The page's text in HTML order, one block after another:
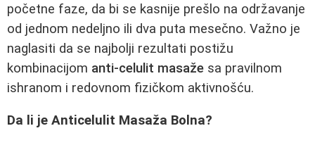
početne faze, da bi se kasnije prešlo na održavanje
od jednom nedeljno ili dva puta mesečno. Važno je
naglasiti da se najbolji rezultati postižu
kombinacijom anti-celulit masaže sa pravilnom
ishranom i redovnom fizičkom aktivnošću.
Da li je Anticelulit Masaža Bolna?